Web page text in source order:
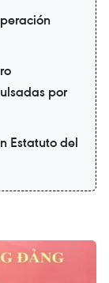
por
Estatuto del